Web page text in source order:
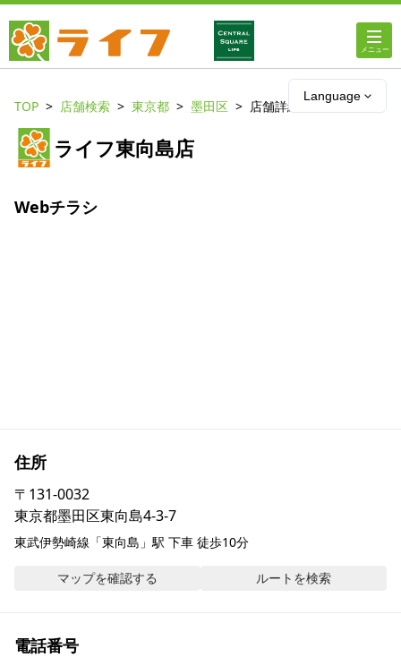
Language
店舗・チラシ情報
Contact us in English
TOP 店舗検索 東京都 墨田区 店舗詳細
ライフ東向島店
Webチラシ
住所
〒 131-0032
東京都墨田区東向島4-3-7
東武伊勢崎線「東向島」駅 下車 徒歩10分
マップを確認する ルートを検索
電話番号